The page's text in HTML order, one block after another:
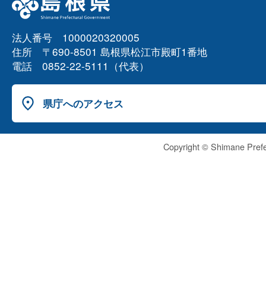
法人番号 1000020320005
住所 〒690-8501 島根県松江市殿町1番地
電話 0852-22-5111（代表）
県庁へのアクセス
Copyright © Shimane